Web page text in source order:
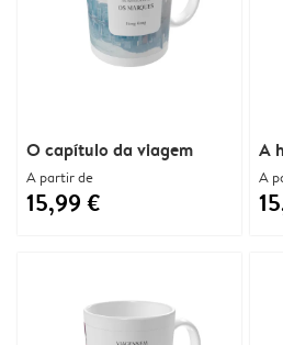
O capítulo da viagem
A partir de
15,99 €
A
A